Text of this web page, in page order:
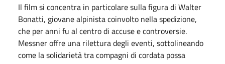
Il film si concentra in particolare sulla figura di Walter
Bonatti, giovane alpinista coinvolto nella spedizione,
che per anni fu al centro di accuse e controversie.
Messner offre una rilettura degli eventi, sottolineando
come la solidarietà tra compagni di cordata possa